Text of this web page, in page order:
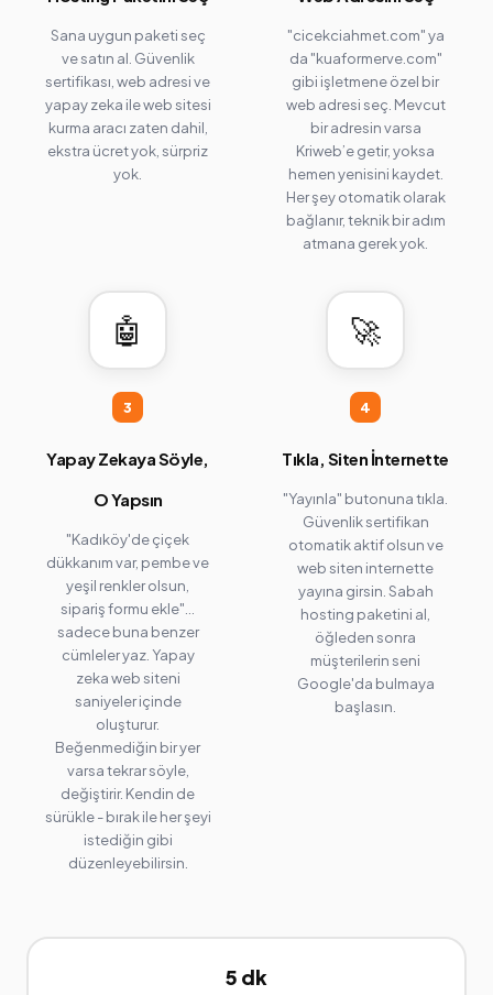
Sana uygun paketi seç
ve satın al. Güvenlik
sertifikası, web adresi ve
yapay zeka ile web sitesi
kurma aracı zaten dahil,
ekstra ücret yok, sürpriz
yok.
"cicekciahmet.com" ya
da "kuaformerve.com"
gibi işletmene özel bir
web adresi seç. Mevcut
bir adresin varsa
Kriweb’e getir, yoksa
hemen yenisini kaydet.
Her şey otomatik olarak
bağlanır, teknik bir adım
atmana gerek yok.
🤖
3
Yapay Zekaya Söyle,
O Yapsın
"Kadıköy'de çiçek
dükkanım var, pembe ve
yeşil renkler olsun,
sipariş formu ekle"...
sadece buna benzer
cümleler yaz. Yapay
zeka web siteni
saniyeler içinde
oluşturur.
Beğenmediğin bir yer
varsa tekrar söyle,
değiştirir. Kendin de
sürükle - bırak ile her şeyi
istediğin gibi
düzenleyebilirsin.
🚀
4
Tıkla, Siten İnternette
"Yayınla" butonuna tıkla.
Güvenlik sertifikan
otomatik aktif olsun ve
web siten internette
yayına girsin. Sabah
hosting paketini al,
öğleden sonra
müşterilerin seni
Google'da bulmaya
başlasın.
5 dk